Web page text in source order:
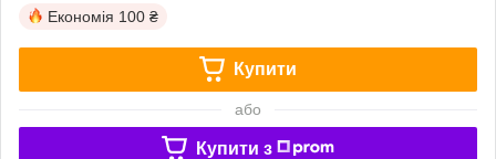
Економія 100 ₴
Купити
або
Купити з